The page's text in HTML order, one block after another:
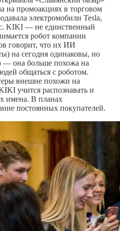
на промоакциях в торговом
электромобили Tesla,
KIKI — не единственный
робот компании
говорит, что их ИИ
на сегодня одинаковы, но
— она больше похожа на
общаться с роботом.
внешне похожи на
учится распознавать и
имена. В планах
постоянных покупателей.